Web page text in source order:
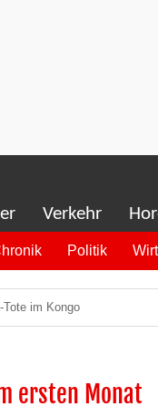
Verkehr
Politik
Tote im Kongo
ersten Monat